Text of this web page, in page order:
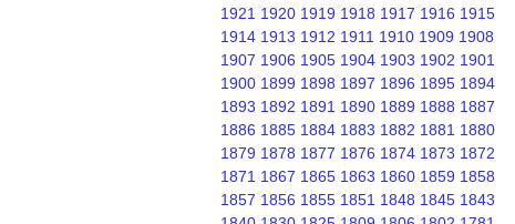
1921 1920 1919 1918 1917 1916 1915
1914 1913 1912 1911 1910 1909 1908
1907 1906 1905 1904 1903 1902 1901
1900 1899 1898 1897 1896 1895 1894
1893 1892 1891 1890 1889 1888 1887
1886 1885 1884 1883 1882 1881 1880
1879 1878 1877 1876 1874 1873 1872
1871 1867 1865 1863 1860 1859 1858
1857 1856 1855 1851 1848 1845 1843